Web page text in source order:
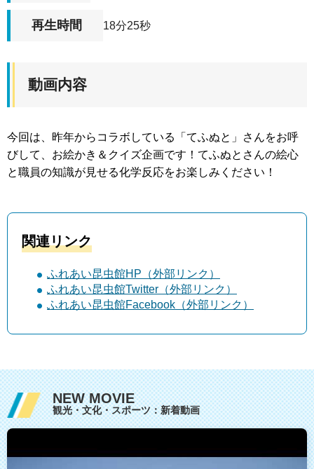
再生時間 18分25秒
動画内容
今回は、昨年からコラボしている「てふぬと」さんをお呼
びして、お絵かき＆クイズ企画です！てふぬとさんの絵心
と職員の知識が見せる化学反応をお楽しみください！
関連リンク
ふれあい昆虫館HP（外部リンク）
ふれあい昆虫館Twitter（外部リンク）
ふれあい昆虫館Facebook（外部リンク）
NEW MOVIE
観光・文化・スポーツ：新着動画